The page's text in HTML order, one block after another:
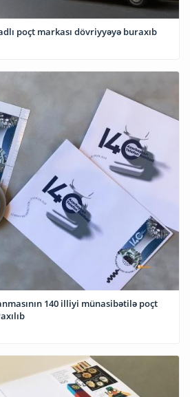
poçt markası dövriyyəyə buraxıb
140 illiyi münasibətilə poçt